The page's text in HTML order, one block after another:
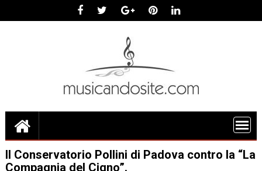
Il Conservatorio Pollini di Padova contro la “La
Compagnia del Cigno”.